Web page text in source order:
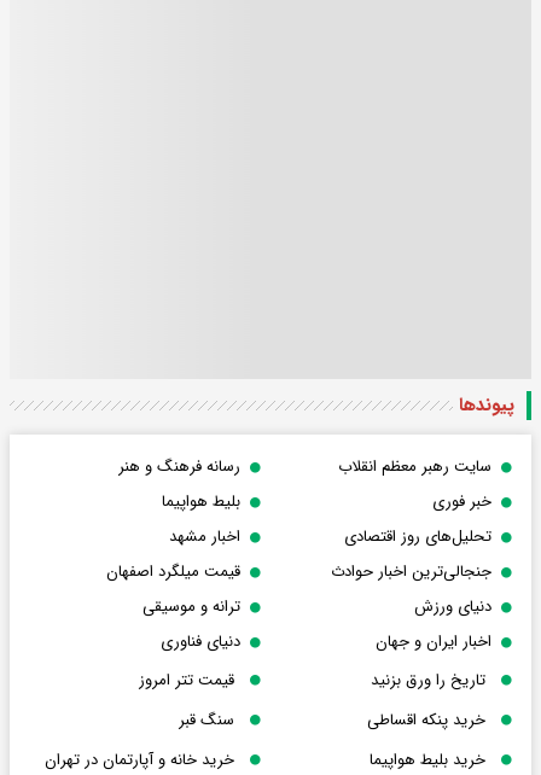
پیوندها
سایت رهبر معظم انقلاب
رسانه فرهنگ و هنر
خبر فوری
بلیط هواپیما
تحلیل‌های روز اقتصادی
اخبار مشهد
جنجالی‌ترین اخبار حوادث
قیمت میلگرد اصفهان
دنیای ورزش
ترانه و موسیقی
اخبار ایران و جهان
دنیای فناوری
تاریخ را ورق بزنید
قیمت تتر امروز
خرید پنکه اقساطی
سنگ قبر
خرید بلیط هواپیما
خرید خانه و آپارتمان در تهران